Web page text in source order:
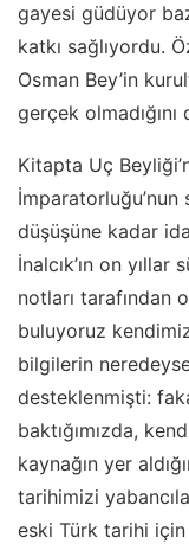
gayesi güdüyor
katkı sağlıyordu.
Osman Bey’in
gerçek
Kitapta Uç
İmparatorluğu’nun
düşüşüne kadar
İnalcık’ın on yıllar
notları tarafından
buluyoruz
bilgilerin
desteklenmişti:
baktığımızda,
kaynağın yer
tarihimizi
eski Türk tarihi